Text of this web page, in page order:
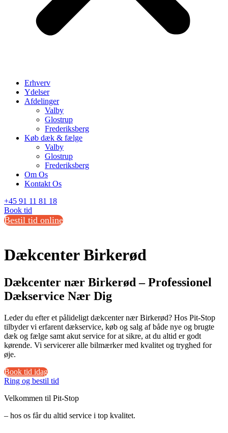
Erhverv
Ydelser
Afdelinger
Valby
Glostrup
Frederiksberg
Køb dæk & fælge
Valby
Glostrup
Frederiksberg
Om Os
Kontakt Os
+45 91 11 81 18
Book tid
Bestil tid online
Dækcenter Birkerød
Dækcenter nær Birkerød – Professionel
Dækservice Nær Dig
Leder du efter et pålideligt dækcenter nær Birkerød? Hos Pit-Stop
tilbyder vi erfarent dækservice, køb og salg af både nye og brugte
dæk og fælge samt akut service for at sikre, at du altid er godt
kørende. Vi servicerer alle bilmærker med kvalitet og tryghed for
øje.
Book tid idag
Ring og bestil tid
Velkommen til Pit-Stop
– hos os får du altid service i top kvalitet.